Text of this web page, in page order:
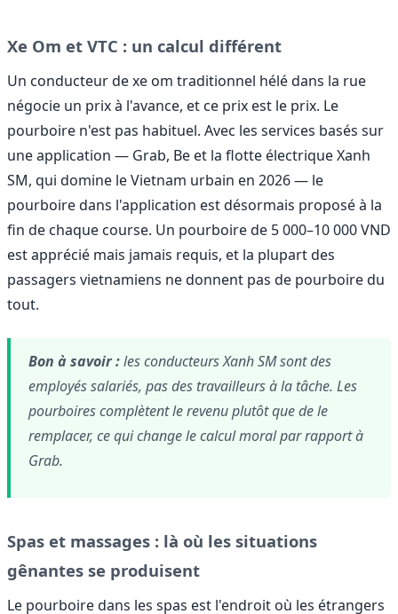
Xe Om et VTC : un calcul différent
Un conducteur de xe om traditionnel hélé dans la rue
négocie un prix à l'avance, et ce prix est le prix. Le
pourboire n'est pas habituel. Avec les services basés sur
une application — Grab, Be et la flotte électrique Xanh
SM, qui domine le Vietnam urbain en 2026 — le
pourboire dans l'application est désormais proposé à la
fin de chaque course. Un pourboire de 5 000–10 000 VND
est apprécié mais jamais requis, et la plupart des
passagers vietnamiens ne donnent pas de pourboire du
tout.
Bon à savoir :les conducteurs Xanh SM sont des
employés salariés, pas des travailleurs à la tâche. Les
pourboires complètent le revenu plutôt que de le
remplacer, ce qui change le calcul moral par rapport à
Grab.
Spas et massages : là où les situations
gênantes se produisent
Le pourboire dans les spas est l'endroit où les étrangers